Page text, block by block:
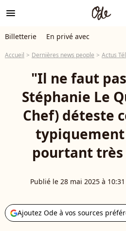
menu
Billetterie En privé avec
Accueil Dernières news people Actus
"Il ne faut
Stéphanie Le
Chef) déteste
pourtant très
Publié le 28 mai 2025 à 10:31
Ajoutez Ode à vos sources